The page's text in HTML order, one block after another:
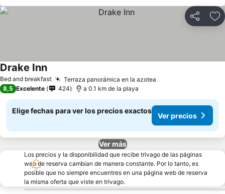
Compartir
Bed and breakfast Terraza panorámica en la azotea
Drake Inn
8,5 Excelente 424 a 0.1 km de la playa
Elige fechas para ver los precios exactos
Ver precios
Ver más
Los precios y la disponibilidad que recibe trivago de las páginas
web de reserva cambian de manera constante. Por lo tanto, es
posible que no siempre encuentres en una página web de reserva
la misma oferta que viste en trivago.